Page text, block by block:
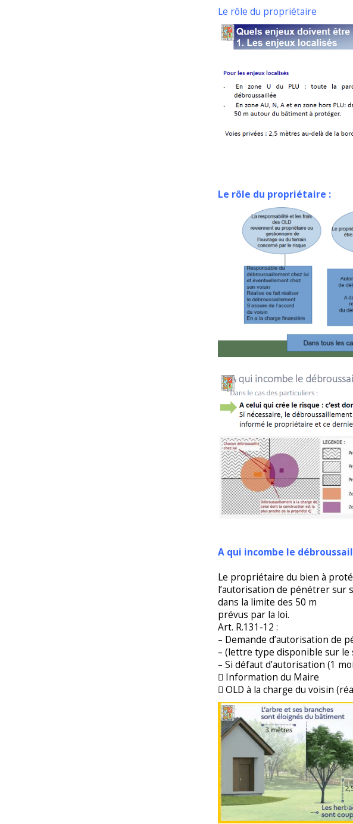
Le rôle du propriétaire
Le rôle du propriétaire :
A qui incombe le
Le propriétaire du bien à
l’autorisation de pénétrer sur
dans la limite des 50 m
prévus par la loi.
Art. R.131-12 :
– Demande d’autorisation de
– (lettre type disponible sur le
– Si défaut d’autorisation (1
 Information du Maire
 OLD à la charge du voisin